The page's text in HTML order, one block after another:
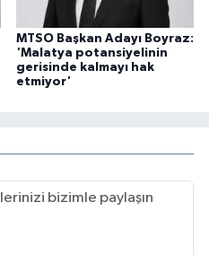
MTSO Başkan Adayı Boyraz:
'Malatya potansiyelinin
gerisinde kalmayı hak
etmiyor'